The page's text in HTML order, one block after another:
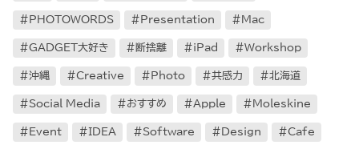
PHOTOWORDS Presentation Mac
GADGET大好き 断捨離 iPad Workshop
沖縄 Creative Photo 共感力 北海道
Social Media おすすめ Apple Moleskine
Event IDEA Software Design Cafe